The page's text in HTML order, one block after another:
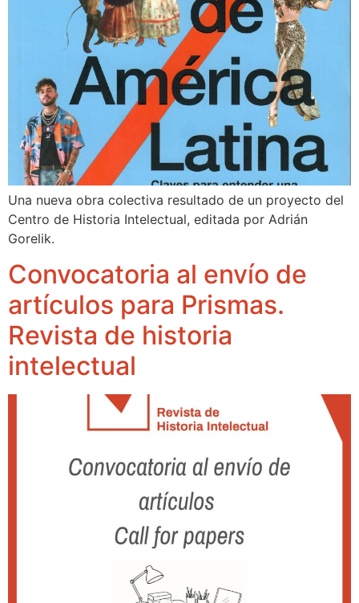
Una nueva obra colectiva resultado de un proyecto del
Centro de Historia Intelectual, editada por Adrián
Gorelik.
Convocatoria al envío de
artículos para Prismas.
Revista de historia
intelectual